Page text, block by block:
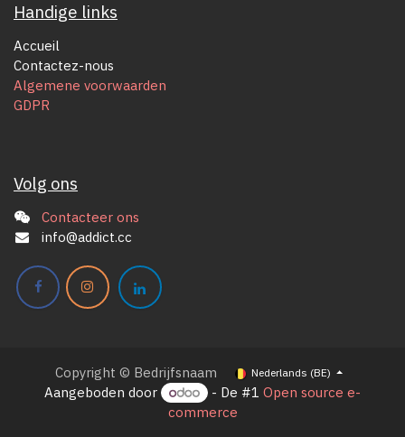
Handige links
Accueil
Contactez-nous
Algemene voorwaarden
GDPR
Volg ons
Contacteer ons
info@addict.cc
Copyright © Bedrijfsnaam Nederlands (BE)
Aangeboden door - De #1 Open source e-
commerce